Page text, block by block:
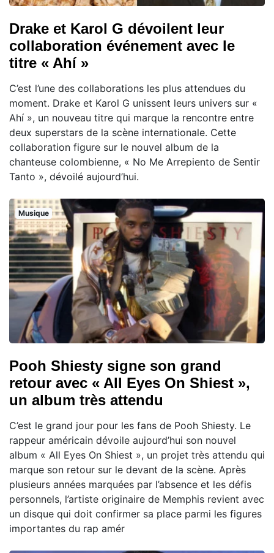
Drake et Karol G dévoilent leur
collaboration événement avec le
titre « Ahí »
C’est l’une des collaborations les plus attendues du
moment. Drake et Karol G unissent leurs univers sur «
Ahí », un nouveau titre qui marque la rencontre entre
deux superstars de la scène internationale. Cette
collaboration figure sur le nouvel album de la
chanteuse colombienne, « No Me Arrepiento de Sentir
Tanto », dévoilé aujourd’hui.
Musique
Pooh Shiesty signe son grand
retour avec « All Eyes On Shiest »,
un album très attendu
C’est le grand jour pour les fans de Pooh Shiesty. Le
rappeur américain dévoile aujourd’hui son nouvel
album « All Eyes On Shiest », un projet très attendu qui
marque son retour sur le devant de la scène. Après
plusieurs années marquées par l’absence et les défis
personnels, l’artiste originaire de Memphis revient avec
un disque qui doit confirmer sa place parmi les figures
importantes du rap amér